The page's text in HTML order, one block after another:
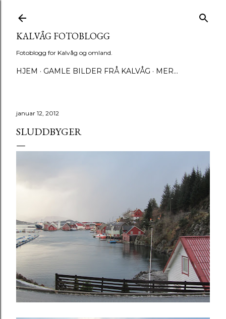
KALVÅG FOTOBLOGG
Fotoblogg for Kalvåg og omland.
HJEM GAMLE BILDER FRÅ KALVÅG MER…
januar 12, 2012
SLUDDBYGER